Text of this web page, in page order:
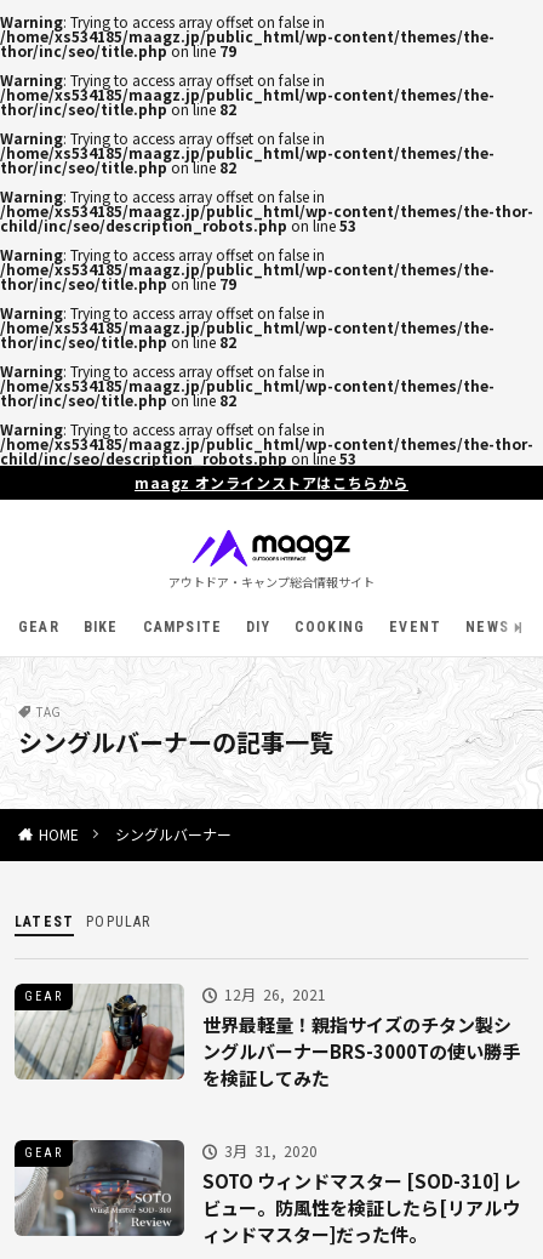
Warning: Trying to access array offset on false in
/home/xs534185/maagz.jp/public_html/wp-content/themes/the-
thor/inc/seo/title.phpon line 79
Warning: Trying to access array offset on false in
/home/xs534185/maagz.jp/public_html/wp-content/themes/the-
thor/inc/seo/title.phpon line 82
Warning: Trying to access array offset on false in
/home/xs534185/maagz.jp/public_html/wp-content/themes/the-
thor/inc/seo/title.phpon line 82
Warning: Trying to access array offset on false in
/home/xs534185/maagz.jp/public_html/wp-content/themes/the-thor-
child/inc/seo/description_robots.php on line53
Warning: Trying to access array offset on false in
/home/xs534185/maagz.jp/public_html/wp-content/themes/the-
thor/inc/seo/title.phpon line 79
Warning: Trying to access array offset on false in
/home/xs534185/maagz.jp/public_html/wp-content/themes/the-
thor/inc/seo/title.phpon line 82
Warning: Trying to access array offset on false in
/home/xs534185/maagz.jp/public_html/wp-content/themes/the-
thor/inc/seo/title.phpon line 82
Warning: Trying to access array offset on false in
/home/xs534185/maagz.jp/public_html/wp-content/themes/the-thor-
child/inc/seo/description_robots.php on line53
maagz オンラインストアはこちらから
アウトドア・キャンプ総合情報サイト
GEAR BIKE CAMPSITE DIY COOKING EVENT NEWS
TAG
シングルバーナーの記事一覧
HOME シングルバーナー
LATEST POPULAR
12月 26, 2021
GEAR
世界最軽量！親指サイズのチタン製シ
ングルバーナーBRS-3000Tの使い勝手
を検証してみた
3月 31, 2020
GEAR
SOTO ウィンドマスター [SOD-310] レ
ビュー。防風性を検証したら[リアルウ
ィンドマスター]だった件。